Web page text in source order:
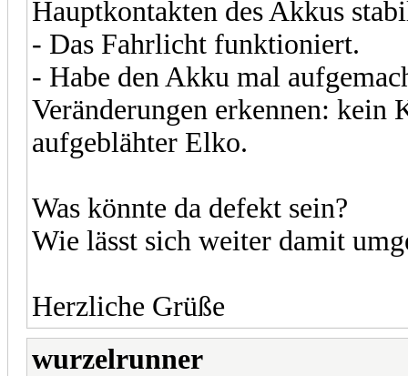
Hauptkontakten des Akkus
- Das Fahrlicht funktioniert.
- Habe den Akku mal
Veränderungen erkennen: kein
aufgeblähter Elko.
Was könnte da defekt sein?
Wie lässt sich weiter damit
Herzliche Grüße
wurzelrunner